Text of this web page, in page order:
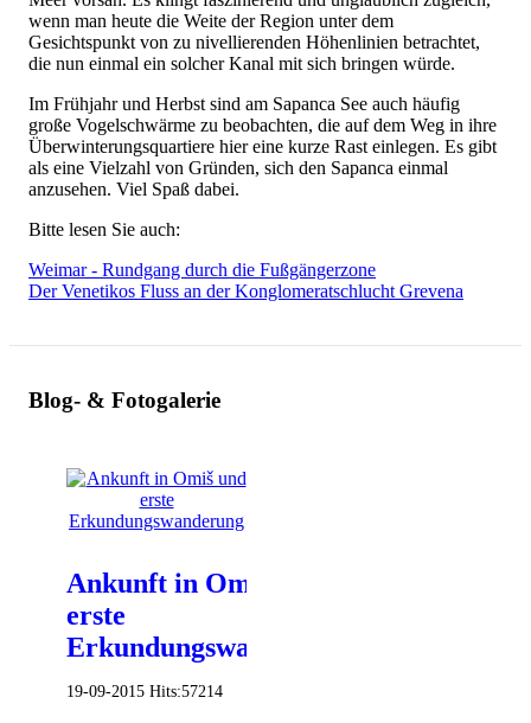
wenn man heute die Weite der Region unter dem
Gesichtspunkt von zu nivellierenden Höhenlinien betrachtet,
die nun einmal ein solcher Kanal mit sich bringen würde.
Im Frühjahr und Herbst sind am Sapanca See auch häufig
große Vogelschwärme zu beobachten, die auf dem Weg in ihre
Überwinterungsquartiere hier eine kurze Rast einlegen. Es gibt
als eine Vielzahl von Gründen, sich den Sapanca einmal
anzusehen. Viel Spaß dabei.
Bitte lesen Sie auch:
Weimar - Rundgang durch die Fußgängerzone
Der Venetikos Fluss an der Konglomeratschlucht Grevena
Blog- & Fotogalerie
Ankunft in Omiš und
erste
Erkundungswanderung
19-09-2015 Hits:57214